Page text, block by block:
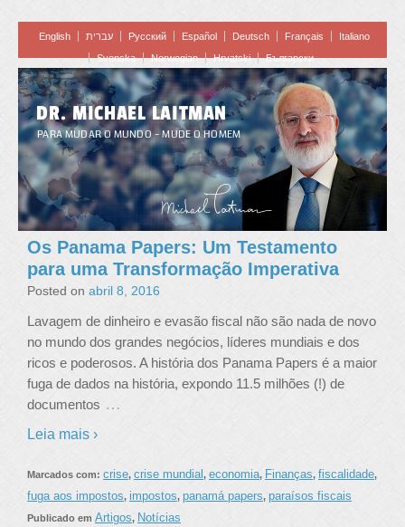
English עברית Pусский Español Deutsch Français
Italiano
Svenska
Norwegian Hrvatski Български
DR. MICHAEL LAITMAN
PARA MUDAR O MUNDO – MUDE O HOMEM
Os Panama Papers: Um Testamento
para uma Transformação Imperativa
Posted on abril 8, 2016
Lavagem de dinheiro e evasão fiscal não são nada de novo
no mundo dos grandes negócios, líderes mundiais e dos
ricos e poderosos. A história dos Panama Papers é a maior
fuga de dados na história, expondo 11.5 milhões (!) de
documentos …
Leia mais ›
Marcados com: crise, crise mundial, economia, Finanças, fiscalidade,
fuga aos impostos, impostos, panamá papers, paraísos fiscais
Publicado em Artigos, Notícias